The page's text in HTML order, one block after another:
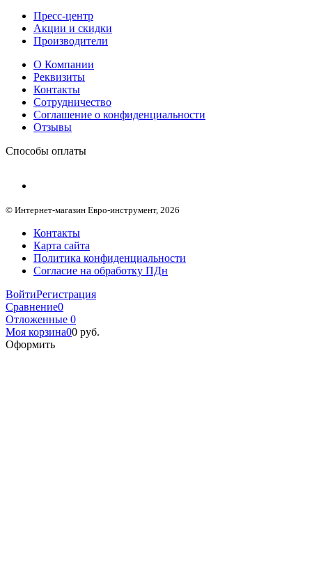
Пресс-центр
Акции и скидки
Производители
О Компании
Реквизиты
Контакты
Сотрудничество
Соглашение о конфиденциальности
Отзывы
Способы оплаты
© Интернет-магазин Евро-инструмент, 2026
Контакты
Карта сайта
Политика конфиденциальности
Согласие на обработку ПДн
ВойтиРегистрация
Сравнение0
Отложенные 0
Моя корзина00 руб.
Оформить